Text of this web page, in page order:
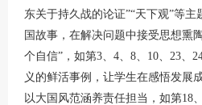
东关于持久战的论证”“天下观”等
国故事，在解决问题中接受思想熏
个自信”，如第3、4、8、10、23、
义的鲜活事例，让学生在感悟发展
以大国风范涵养责任担当，如第18